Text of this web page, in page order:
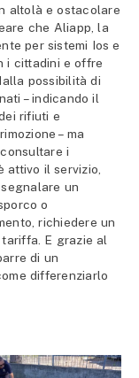
altolà e ostacolare
che Aliapp, la
per sistemi Ios e
i cittadini e offre
possibilità di
– indicando il
rifiuti e
– ma
i
il servizio,
un
o
richiedere un
E grazie al
di un
differenziarlo